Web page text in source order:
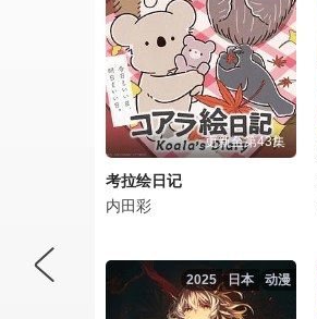
更新至第43集
考拉绘日记
内田彩
动漫
日本
2025